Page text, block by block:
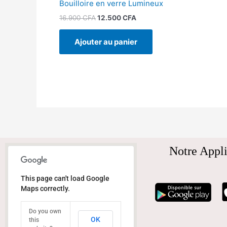
Bouilloire en verre Lumineux
16.900CFA12.500CFA
Ajouter au panier
This page can't load Google
Maps correctly.
Do you own
this
OK
Notre